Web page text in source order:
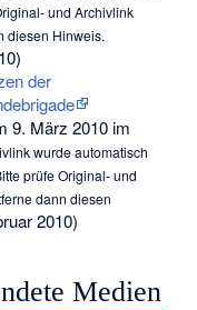
und Archivlink
diesen Hinweis.
der
9. März 2010 im
wurde automatisch
prüfe Original- und
dann diesen
2010)
Medien